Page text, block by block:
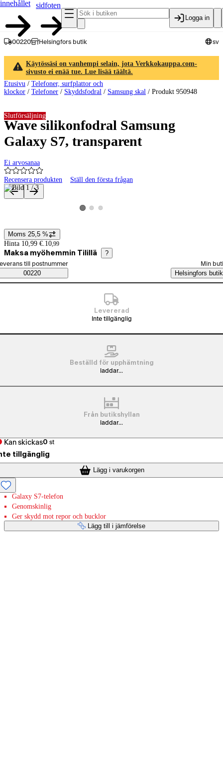
innehållet
sidfoten
Logga in
00220 Helsingfors butik sv
Käytössäsi on vanhempi selain, jota Verkkokauppa.com-
sivusto ei enää tue. Lue lisää täältä.
Etusivu / Telefoner, surfplattor och
klockor / Telefoner / Skyddsfodral / Samsung skal / Produkt 950948
Wave silikonfodral Samsung
Galaxy S7, transparent
Ei arvosanaa
Recensera produkten Ställ den första frågan
Slutförsäljning
Produktbilder och videor
Visa produktbild 1
Visa produktbild 2
Visa produktbild 3
Prisinformation
Moms 25,5 %
Hinta 10,99 €. 10,99
Maksa myöhemmin Tilillä ?
Saatavuustiedot
beställningssätt
till postnummer
00220
Min
Helsingfors butik
Levererad
Inte tillgänglig
Beställd för upphämtning
laddar...
Från butikshyllan
laddar...
Kan skickas0 st
tillgänglig
Lägg i varukorgen
Galaxy S7-telefon
Genomskinlig
Ger skydd mot repor och bucklor
Lägg till i jämförelse